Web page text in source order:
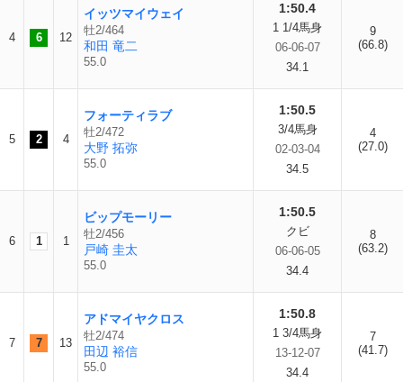
4 6 12
イッツマイウェイ
牡2/464
和田 竜二
55.0
1:50.4
1 1/4馬身
06-06-07
34.1
9
(66.8)
5 2 4
フォーティラブ
牡2/472
大野 拓弥
55.0
1:50.5
3/4馬身
02-03-04
34.5
4
(27.0)
6 1 1
ビップモーリー
牡2/456
戸崎 圭太
55.0
1:50.5
クビ
06-06-05
34.4
8
(63.2)
7 7 13
アドマイヤクロス
牡2/474
田辺 裕信
55.0
1:50.8
1 3/4馬身
13-12-07
34.4
7
(41.7)